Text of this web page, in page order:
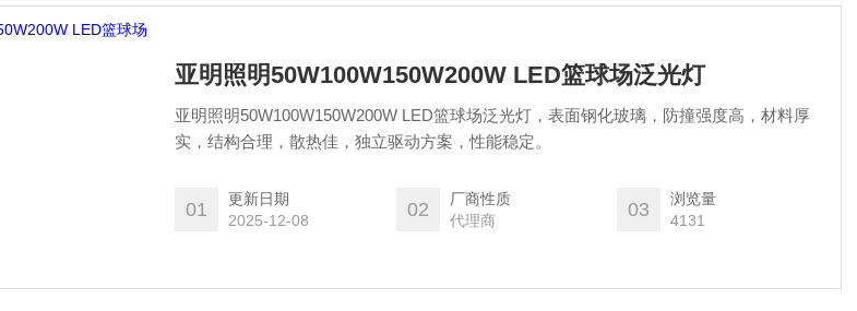
亚明照明50W100W150W200W LED篮球场泛光灯
亚明照明50W100W150W200W LED篮球场泛光灯，表面钢化玻璃，防撞强度高，材料厚
实，结构合理，散热佳，独立驱动方案，性能稳定。
01
更新日期
2025-12-08
02
厂商性质
代理商
03
浏览量
4131